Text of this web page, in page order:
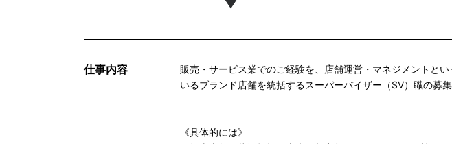
仕事内容
販売・サービス業でのご経験を、店舗運営・マネジメントと
いるブランド店舗を統括するスーパーバイザー（SV）職の募集
《具体的には》